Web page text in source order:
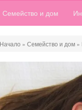
Семейство и дом
Начало » Семейство и дом »